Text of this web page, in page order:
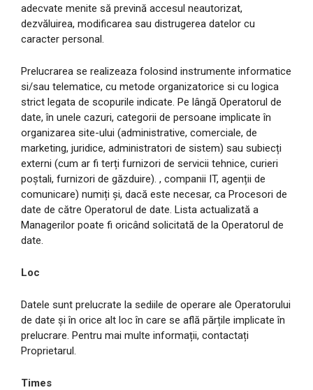
adecvate menite să prevină accesul neautorizat,
dezvăluirea, modificarea sau distrugerea datelor cu
caracter personal.
Prelucrarea se realizeaza folosind instrumente informatice
si/sau telematice, cu metode organizatorice si cu logica
strict legata de scopurile indicate. Pe lângă Operatorul de
date, în unele cazuri, categorii de persoane implicate în
organizarea site-ului (administrative, comerciale, de
marketing, juridice, administratori de sistem) sau subiecți
externi (cum ar fi terți furnizori de servicii tehnice, curieri
poștali, furnizori de găzduire). , companii IT, agenții de
comunicare) numiți și, dacă este necesar, ca Procesori de
date de către Operatorul de date. Lista actualizată a
Managerilor poate fi oricând solicitată de la Operatorul de
date.
Loc
Datele sunt prelucrate la sediile de operare ale Operatorului
de date și în orice alt loc în care se află părțile implicate în
prelucrare. Pentru mai multe informații, contactați
Proprietarul.
Times